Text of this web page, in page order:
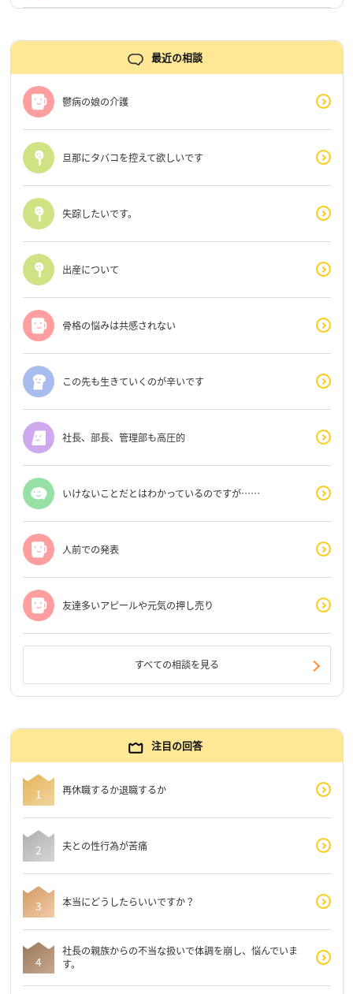
最近の相談
鬱病の娘の介護
旦那にタバコを控えて欲しいです
失踪したいです。
出産について
骨格の悩みは共感されない
この先も生きていくのが辛いです
社長、部長、管理部も高圧的
いけないことだとはわかっているのですが……
人前での発表
友達多いアピールや元気の押し売り
すべての相談を見る
注目の回答
再休職するか退職するか
夫との性行為が苦痛
本当にどうしたらいいですか？
社長の親族からの不当な扱いで体調を崩し、悩んでいま
す。